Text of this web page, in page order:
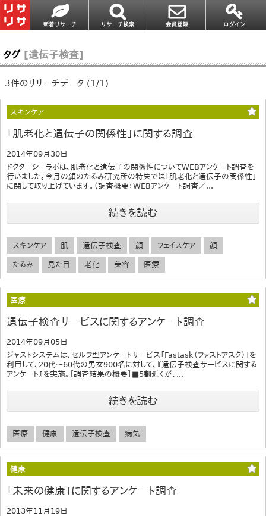
タグ [遺伝子検査]
3件のリサーチデータ (1/1)
スキンケア
「肌老化と遺伝子の関係性」に関する調査
2014年09月30日
ドクターシーラボは、肌老化と遺伝子の関係性についてWEBアンケート調査を
行いました。今月の顔のたるみ研究所の特集では「肌老化と遺伝子の関係性」
に関して取り上げています。（調査概要：WEBアンケート調査／...
続きを読む
スキンケア 肌 遺伝子検査 顔 フェイスケア 顔
たるみ 見た目 老化 美容 医療
医療
遺伝子検査サービスに関するアンケート調査
2014年09月05日
ジャストシステムは、セルフ型アンケートサービス「Fastask（ファストアスク）」を
利用して、20代～60代の男女900名に対して、『遺伝子検査サービスに関する
アンケート』を実施。【調査結果の概要】■5割近くが、...
続きを読む
医療 健康 遺伝子検査 病気
健康
「未来の健康」に関するアンケート調査
2013年11月19日